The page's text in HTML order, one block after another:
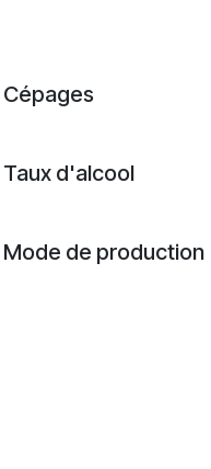
Cépages
Taux d'alcool
Mode de production